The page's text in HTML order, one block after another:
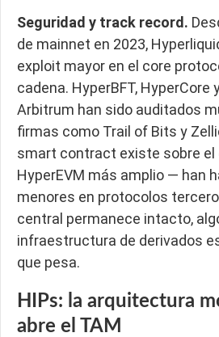
Seguridad y track record.
de mainnet en 2023,
exploit mayor en el core
cadena. HyperBFT, HyperCore
Arbitrum han sido auditados
firmas como Trail of Bits y
smart contract existe sobre
HyperEVM más amplio — han
menores en protocolos
central permanece intacto,
infraestructura de derivados
que pesa.
HIPs: la arquitectura
abre el TAM